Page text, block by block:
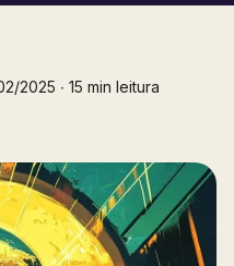
2025 ∙ 15 min leitura